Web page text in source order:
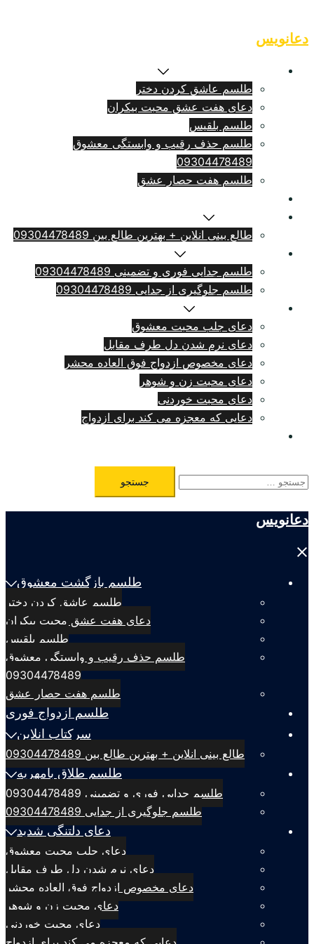
to
content
دعانویس
طلسم عاشق کردن دختر
دعای هفت عشق محبت بیکران
طلسم بلقيس
طلسم حذف رقیب و وابستگی معشوق
09304478489
طلسم هفت حصار عشق
طالع بینی انلاین + بهترین طالع بین 09304478489
طلسم جدایی فوری و تضمینی 09304478489
طلسم جلوگیری از جدایی 09304478489
دعای جلب محبت معشوق
دعای نرم شدن دل طرف مقابل
دعای مخصوص ازدواج فوق العاده محشر
دعای محبت زن و شوهر
دعای محبت خوردنی
دعایی که معجزه می کند برای ازدواج
جستجو
برای:
دعانویس
Close
طلسم بازگشت معشوق
طلسم عاشق کردن دختر
دعای هفت عشق محبت بیکران
طلسم بلقيس
طلسم حذف رقیب و وابستگی معشوق
09304478489
طلسم هفت حصار عشق
طلسم ازدواج فوری
سرکتاب انلاین
طالع بینی انلاین + بهترین طالع بین 09304478489
طلسم طلاق بامهریه
طلسم جدایی فوری و تضمینی 09304478489
طلسم جلوگیری از جدایی 09304478489
دعای دلتنگی شدید
دعای جلب محبت معشوق
دعای نرم شدن دل طرف مقابل
دعای مخصوص ازدواج فوق العاده محشر
دعای محبت زن و شوهر
دعای محبت خوردنی